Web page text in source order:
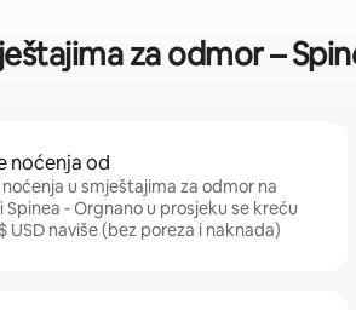
za odmor –
noćenja od
u smještajima za odmor na
Spinea - Orgnano u prosjeku se kreću
USD naviše (bez poreza i naknada)